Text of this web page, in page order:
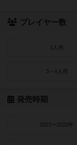
プレイヤー数
1人用
3～4人用
発売時期
2021〜2022年